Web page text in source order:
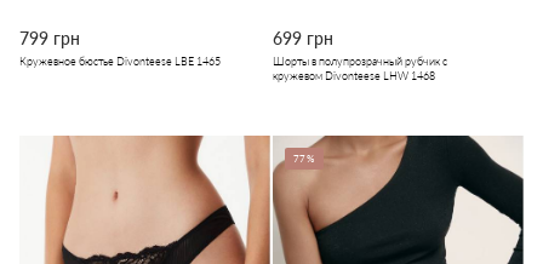
799 грн
Кружевное бюстье Divonteese LBE 1465
699 грн
Шорты в полупрозрачный рубчик с
кружевом Divonteese LHW 1468
77%